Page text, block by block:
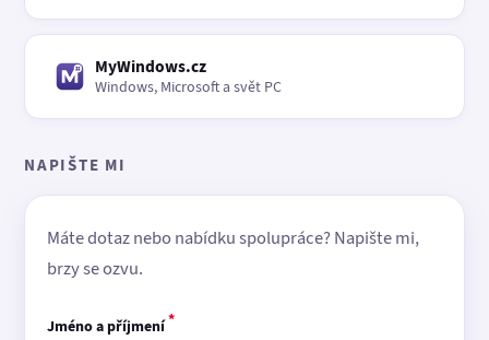
MyWindows.cz
Windows, Microsoft a svět PC
NAPIŠTE MI
Máte dotaz nebo nabídku spolupráce? Napište mi,
brzy se ozvu.
Jméno a příjmení*